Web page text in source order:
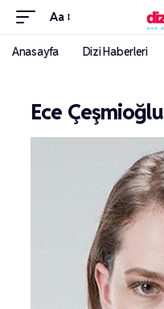
Aa
Anasayfa Dizi Haberleri
Ece Çeşmioğlu